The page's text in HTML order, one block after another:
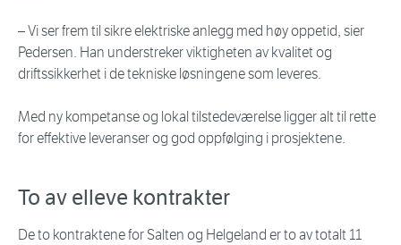
– Vi ser frem til sikre elektriske anlegg med høy oppetid, sier
Pedersen. Han understreker viktigheten av kvalitet og
driftssikkerhet i de tekniske løsningene som leveres.
Med ny kompetanse og lokal tilstedeværelse ligger alt til rette
for effektive leveranser og god oppfølging i prosjektene.
To av elleve kontrakter
De to kontraktene for Salten og Helgeland er to av totalt 11